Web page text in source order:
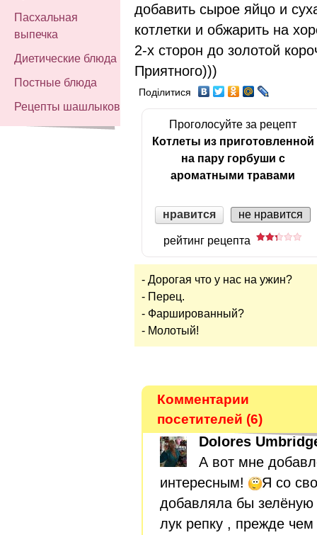
Пасхальная
выпечка
Диетические блюда
Постные блюда
Рецепты шашлыков
добавить сырое яйцо и
котлетки и обжарить на
2-х сторон до золотой
Приятного)))
Поділитися
Проголосуйте за рецепт
Котлеты из приготовленной
на пару горбуши с
ароматными травами
нравится не нравится
рейтинг рецепта
- Дорогая что у нас на ужин?
- Перец.
- Фаршированный?
- Молотый!
Комментарии
посетителей (6)
Dolores
А вот мне
интересным!
Я со
добавляла бы зелёную
лук репку , прежде